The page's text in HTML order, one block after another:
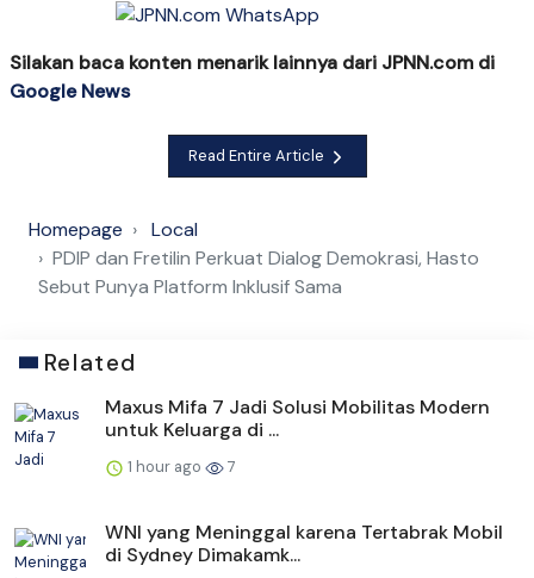
Silakan baca konten menarik lainnya dari JPNN.com di
Google News
Read Entire Article
Homepage
Local
PDIP dan Fretilin Perkuat Dialog Demokrasi, Hasto
Sebut Punya Platform Inklusif Sama
Related
Maxus Mifa 7 Jadi Solusi Mobilitas Modern
untuk Keluarga di ...
1 hour ago 7
WNI yang Meninggal karena Tertabrak Mobil
di Sydney Dimakamk...